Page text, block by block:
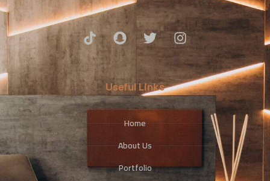
Useful Links
Home
About Us
Portfolio